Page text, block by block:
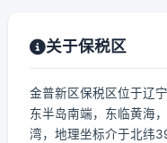
关于保税区
金普新区保税区位于辽
东半岛南端，东临黄海
湾，地理坐标介于北纬